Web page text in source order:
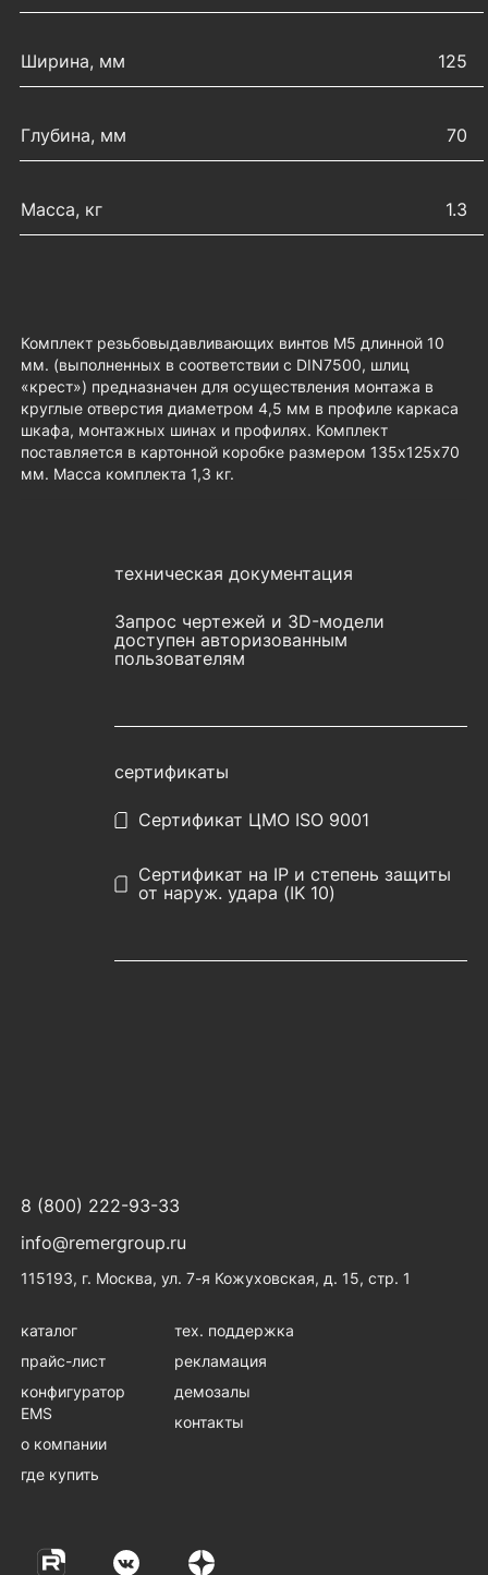
Ширина, мм 125
Глубина, мм 70
Масса, кг 1.3
Комплект резьбовыдавливающих винтов М5 длинной 10
мм. (выполненных в соответствии с DIN7500, шлиц
«крест») предназначен для осуществления монтажа в
круглые отверстия диаметром 4,5 мм в профиле каркаса
шкафа, монтажных шинах и профилях. Комплект
поставляется в картонной коробке размером 135х125х70
мм. Масса комплекта 1,3 кг.
техническая документация
Запрос чертежей и 3D-модели
доступен авторизованным
пользователям
сертификаты
Сертификат ЦМО ISO 9001
Сертификат на IP и степень защиты
от наруж. удара (IK 10)
8 (800) 222-93-33
info@remergroup.ru
115193, г. Москва, ул. 7-я Кожуховская, д. 15, стр. 1
каталог
прайс-лист
конфигуратор
EMS
о компании
где купить
тех. поддержка
рекламация
демозалы
контакты